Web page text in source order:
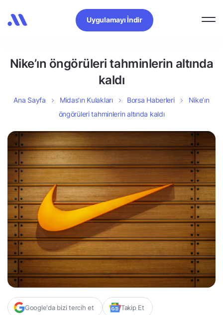
Uygulamayı İndir
Nike’ın öngörüleri tahminlerin altında
kaldı
Ana Sayfa Midas’ın Kulakları Borsa Haberleri
Nike’ın
öngörüleri tahminlerin altında kaldı
Google'da bizi tercih et Takip Et